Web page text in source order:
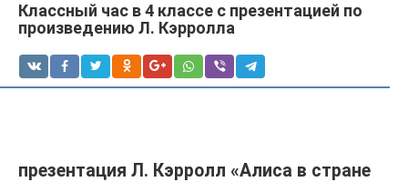
Классный час в 4 классе с презентацией по
произведению Л. Кэрролла
презентация Л. Кэрролл «Алиса в стране